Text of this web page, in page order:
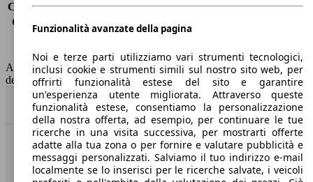
Consumo (extra-urbano) 4.0 l/100km
Consumo (combinato)*
4.5 l/100km
Capacità del serbatoio
44 l
AutoScout24 non si assume alcuna responsabilità per la correttezza
dei dati.
Torna su
Benvenuti su AutoScout24, il mercato auto europeo.
Funzionalità avanzate della pagina
Noi e terze parti utilizziamo vari strumenti tecnologici,
inclusi cookie e strumenti simili sul nostro sito web, per
offrirti funzionalità estese del sito e garantire
un'esperienza utente migliorata. Attraverso queste
funzionalità estese, consentiamo la personalizzazione
della nostra offerta, ad esempio, per continuare le tue
ricerche in una visita successiva, per mostrarti offerte
adatte alla tua zona o per fornire e valutare pubblicità e
messaggi personalizzati. Salviamo il tuo indirizzo e-mail
localmente se lo inserisci per le ricerche salvate, i veicoli